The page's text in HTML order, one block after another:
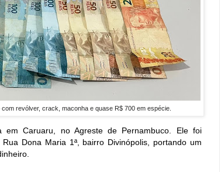
revólver, crack, maconha e quase R$ 700 em espécie.
Caruaru, no Agreste de Pernambuco. Ele foi
Dona Maria 1ª, bairro Divinópolis, portando um